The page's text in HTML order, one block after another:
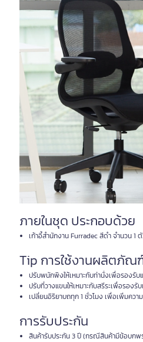
ภายในชุด ประกอบด้วย
เก้าอี้สำนักงาน Furradec สีดำ จำนวน 1
Tip การใช้งานผลิตภัณ
ปรับพนักพิงให้เหมาะกับท่านั่งเพื่อรองรั
ปรับที่วางแขนให้เหมาะกับสรีระเพื่อรอง
เปลี่ยนอิริยาบถทุก 1 ชั่วโมง เพื่อเพิ่มควา
การรับประกัน
สินค้ารับประกัน 3 ปี (กรณีสินค้ามีข้อบกพ